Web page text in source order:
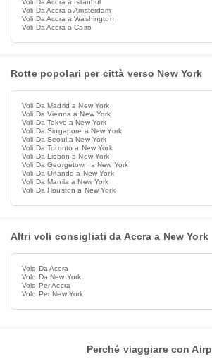
Voli Da Accra a Istanbul
Voli Da Accra a Amsterdam
Voli Da Accra a Washington
Voli Da Accra a Cairo
Rotte popolari per città verso New York
Voli Da Madrid a New York
Voli Da Vienna a New York
Voli Da Tokyo a New York
Voli Da Singapore a New York
Voli Da Seoul a New York
Voli Da Toronto a New York
Voli Da Lisbon a New York
Voli Da Georgetown a New York
Voli Da Orlando a New York
Voli Da Manila a New York
Voli Da Houston a New York
Altri voli consigliati da Accra a New York
Volo Da Accra
Volo Da New York
Volo Per Accra
Volo Per New York
Perché viaggiare con